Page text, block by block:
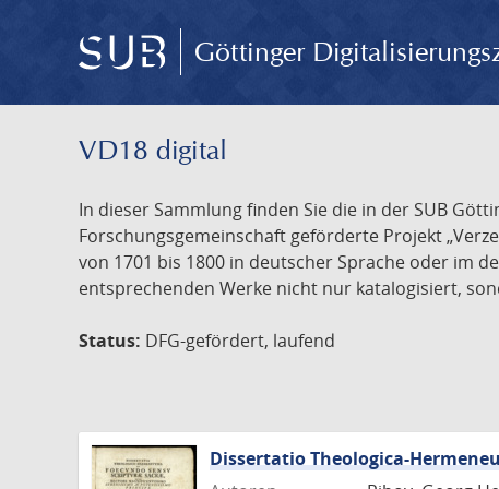
Göttinger
VD18 digital
In dieser Sammlung finden Sie die in der SUB
Forschungsgemeinschaft geförderte Projekt
von 1701 bis 1800 in deutscher Sprache oder im
entsprechenden Werke nicht nur katalogisiert,
Status: DFG-gefördert, laufend
Dissertatio Theologica-